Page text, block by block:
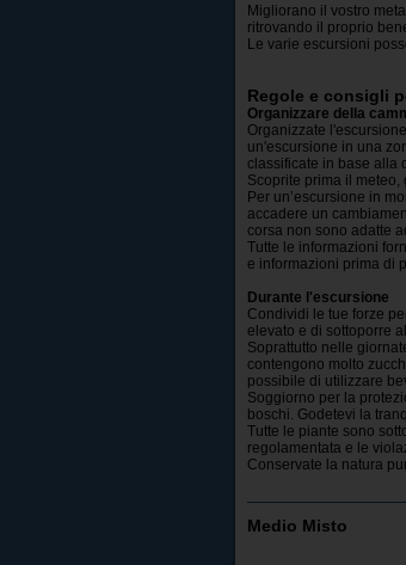
Migliorano il vostro
ritrovando il proprio
Le varie escursioni
Regole e consigli
Organizzare della
Organizzate
un'escursione in una
classificate in base alla
Scoprite prima il
Per un’escursione in
accadere un
corsa non sono adatte
Tutte le informazioni
e informazioni prima di
Durante l'escursione
Condividi le tue forze
elevato e di sottoporre
Soprattutto nelle
contengono molto
possibile di utilizzare
Soggiorno per la
boschi. Godetevi la
Tutte le piante sono
regolamentata e le
Conservate la natura
Medio Misto